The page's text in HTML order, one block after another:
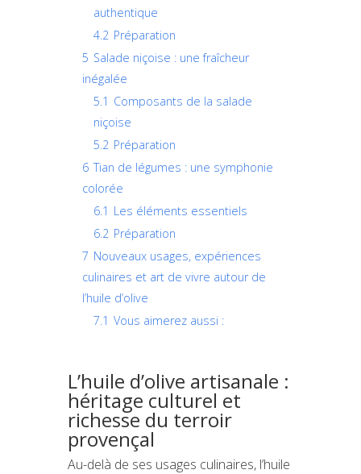
authentique
4.2 Préparation
5 Salade niçoise : une fraîcheur
inégalée
5.1 Composants de la salade
niçoise
5.2 Préparation
6 Tian de légumes : une symphonie
colorée
6.1 Les éléments essentiels
6.2 Préparation
7 Nouveaux usages, expériences
culinaires et art de vivre autour de
l’huile d’olive
7.1 Vous aimerez aussi :
L’huile d’olive artisanale :
héritage culturel et
richesse du terroir
provençal
Au-delà de ses usages culinaires, l’huile